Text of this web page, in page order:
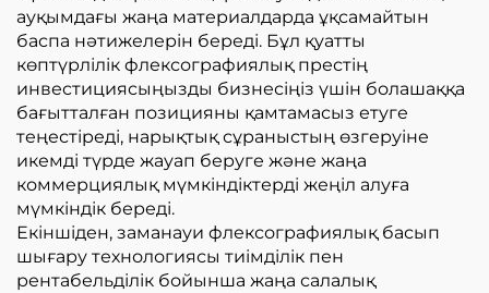
ауқымдағы жаңа материалдарда ұқсамайтын
баспа нәтижелерін береді. Бұл қуатты
көптүрлілік флексографиялық престің
инвестициясыңызды бизнесіңіз үшін болашаққа
бағытталған позицияны қамтамасыз етуге
теңестіреді, нарықтық сұраныстың өзгеруіне
икемді түрде жауап беруге және жаңа
коммерциялық мүмкіндіктерді жеңіл алуға
мүмкіндік береді.
Екіншіден, заманауи флексографиялық басып
шығару технологиясы тиімділік пен
рентабельділік бойынша жаңа салалық